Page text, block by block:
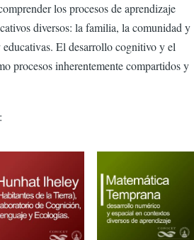
los procesos de aprendizaje
diversos: la familia, la comunidad y
El desarrollo cognitivo y el
procesos inherentemente compartidos y